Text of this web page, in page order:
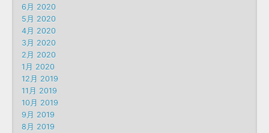
6月 2020
5月 2020
4月 2020
3月 2020
2月 2020
1月 2020
12月 2019
11月 2019
10月 2019
9月 2019
8月 2019